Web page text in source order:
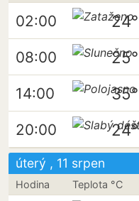
02:00 24°
08:00 25°
14:00 35°
20:00 24°
úterý , 11 srpen
Hodina Teplota °C